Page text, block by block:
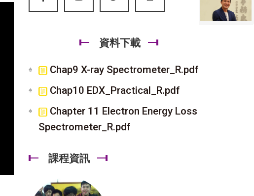
資料下載
Chap9 X-ray Spectrometer_R.pdf
Chap10 EDX_Practical_R.pdf
Chapter 11 Electron Energy Loss
Spectrometer_R.pdf
課程資訊